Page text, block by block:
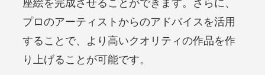
座絵を完成させることができます。さらに、
プロのアーティストからのアドバイスを活用
することで、より高いクオリティの作品を作
り上げることが可能です。